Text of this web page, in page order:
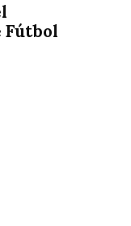
Fútbol